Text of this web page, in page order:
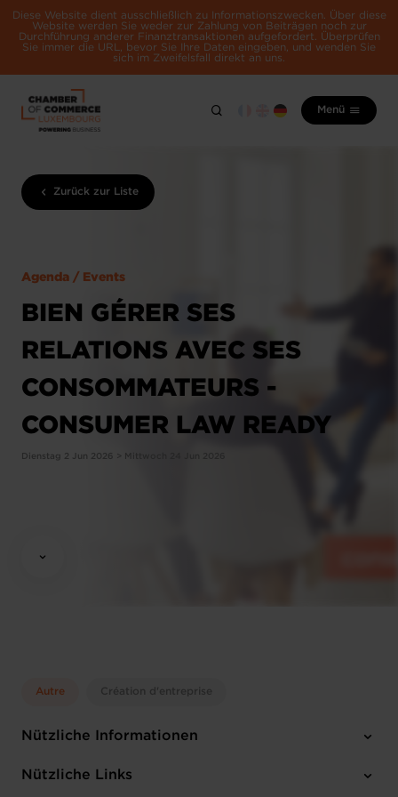
Diese Website dient ausschließlich zu Informationszwecken. Über diese
Website werden Sie weder zur Zahlung von Beiträgen noch zur
Durchführung anderer Finanztransaktionen aufgefordert. Überprüfen
Sie immer die URL, bevor Sie Ihre Daten eingeben, und wenden Sie
sich im Zweifelsfall direkt an uns.
Menü
Zurück zur Liste
Agenda / Events
BIEN GÉRER SES
RELATIONS AVEC SES
CONSOMMATEURS -
CONSUMER LAW READY
Dienstag 2 Jun 2026 > Mittwoch 24 Jun 2026
Autre Création d'entreprise
Nützliche Informationen
Dienstag 2 Jun 2026 > Mittwoch 24 Jun 2026
Nützliche Links